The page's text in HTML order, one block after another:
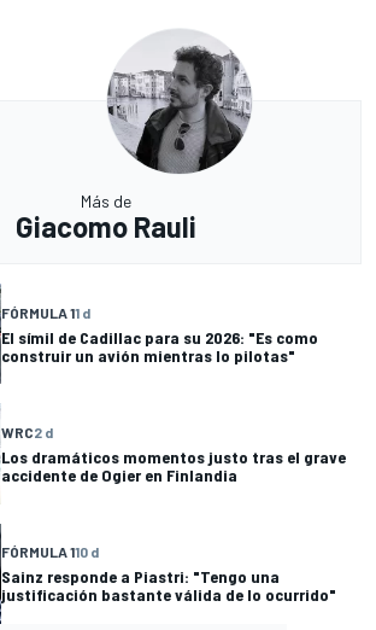
Más de
Giacomo Rauli
FÓRMULA 11 d
El símil de Cadillac para su 2026: "Es como
construir un avión mientras lo pilotas"
WRC2 d
Los dramáticos momentos justo tras el grave
accidente de Ogier en Finlandia
FÓRMULA 110 d
Sainz responde a Piastri: "Tengo una
justificación bastante válida de lo ocurrido"